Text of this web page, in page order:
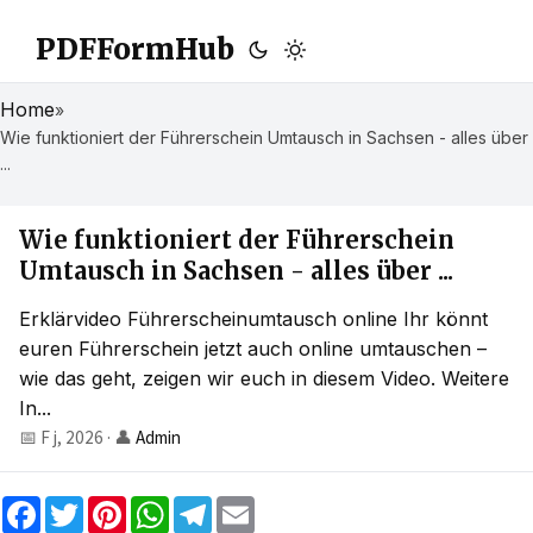
PDFFormHub
Home»
Wie funktioniert der Führerschein Umtausch in Sachsen - alles über
...
Wie funktioniert der Führerschein
Umtausch in Sachsen - alles über ...
Erklärvideo Führerscheinumtausch online Ihr könnt
euren Führerschein jetzt auch online umtauschen –
wie das geht, zeigen wir euch in diesem Video. Weitere
In...
📅 F j, 2026 · 👤 Admin
F
a
T
w
P
W
h
T
e